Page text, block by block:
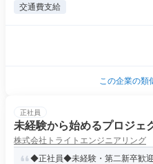
交通費支給
この企業の類
正社員
未経験から始めるプロジェ
株式会社トライトエンジニアリング
◆正社員◆未経験・第二新卒歓